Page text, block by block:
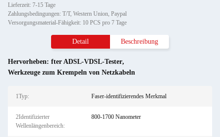
Lieferzeit: 7-15 Tage
Zahlungsbedingungen: T/T, Western Union, Paypal
Versorgungsmaterial-Fähigkeit: 10 PCS pro 7 Tage
Detail Beschreibung
Hervorheben: fter ADSL-VDSL-Tester,
Werkzeuge zum Krempeln von Netzkabeln
1Typ: Faser-identifizierendes Merkmal
2Identifizierter
Wellenlängenbereich:
800-1700 Nanometer